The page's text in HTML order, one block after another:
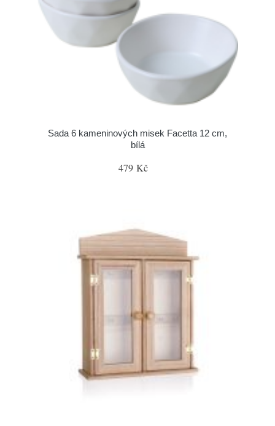
Sada 6 kameninových misek Facetta 12 cm,
bílá
479 Kč